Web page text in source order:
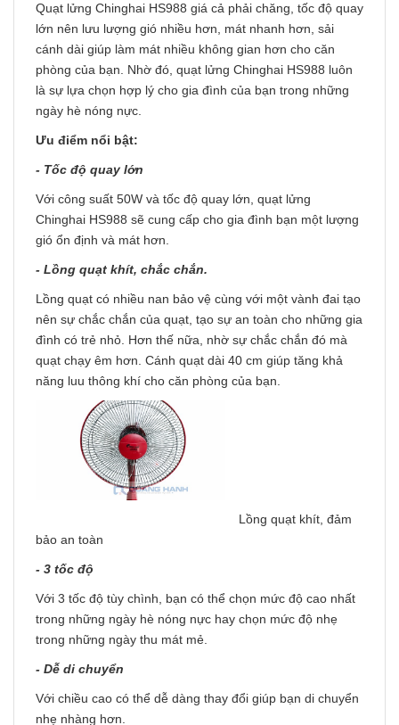
Quạt lửng Chinghai HS988 giá cả phải chăng, tốc độ quay
lớn nên lưu lượng gió nhiều hơn, mát nhanh hơn, sải
cánh dài giúp làm mát nhiều không gian hơn cho căn
phòng của bạn. Nhờ đó, quạt lửng Chinghai HS988 luôn
là sự lựa chọn hợp lý cho gia đình của bạn trong những
ngày hè nóng nực.
Ưu điểm nổi bật:
- Tốc độ quay lớn
Với công suất 50W và tốc độ quay lớn, quạt lửng
Chinghai HS988 sẽ cung cấp cho gia đình bạn một lượng
gió ổn định và mát hơn.
- Lồng quạt khít, chắc chắn.
Lồng quạt có nhiều nan bảo vệ cùng với một vành đai tạo
nên sự chắc chắn của quạt, tạo sự an toàn cho những gia
đình có trẻ nhỏ. Hơn thế nữa, nhờ sự chắc chắn đó mà
quạt chạy êm hơn. Cánh quạt dài 40 cm giúp tăng khả
năng luu thông khí cho căn phòng của bạn.
Lồng quạt khít, đảm
bảo an toàn
- 3 tốc độ
Với 3 tốc độ tùy chình, bạn có thể chọn mức độ cao nhất
trong những ngày hè nóng nực hay chọn mức độ nhẹ
trong những ngày thu mát mẻ.
- Dễ di chuyển
Với chiều cao có thể dễ dàng thay đổi giúp bạn di chuyển
nhẹ nhàng hơn.